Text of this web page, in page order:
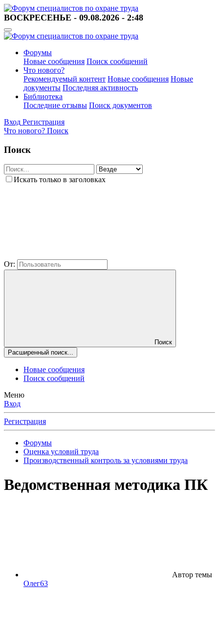
ВОСКРЕСЕНЬЕ - 09.08.2026 - 2:48
Форумы
Новые сообщения Поиск сообщений
Что нового?
Рекомендуемый контент Новые сообщения Новые
документы Последняя активность
Библиотека
Последние отзывы Поиск документов
Вход Регистрация
Что нового? Поиск
Поиск
Искать только в заголовках
От:
Поиск
Расширенный поиск...
Новые сообщения
Поиск сообщений
Меню
Вход
Регистрация
Форумы
Оценка условий труда
Производственный контроль за условиями труда
Ведомственная методика ПК
Автор темы
Олег63